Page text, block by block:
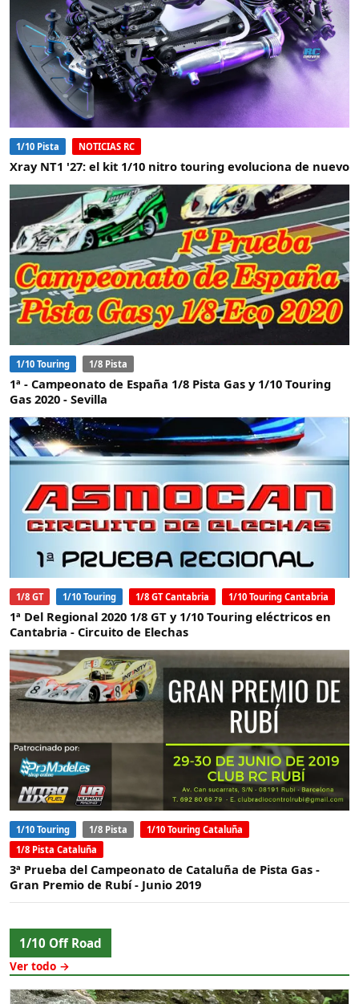
1/10 Pista NOTICIAS RC
Xray NT1 '27: el kit 1/10 nitro touring evoluciona de nuevo
1/10 Touring 1/8 Pista
1ª - Campeonato de España 1/8 Pista Gas y 1/10 Touring
Gas 2020 - Sevilla
1/8 GT 1/10 Touring 1/8 GT Cantabria 1/10 Touring Cantabria
1ª Del Regional 2020 1/8 GT y 1/10 Touring eléctricos en
Cantabria - Circuito de Elechas
1/10 Touring 1/8 Pista
1/10 Touring Cataluña
1/8 Pista Cataluña
3ª Prueba del Campeonato de Cataluña de Pista Gas -
Gran Premio de Rubí - Junio 2019
1/10 Off Road
Ver todo →